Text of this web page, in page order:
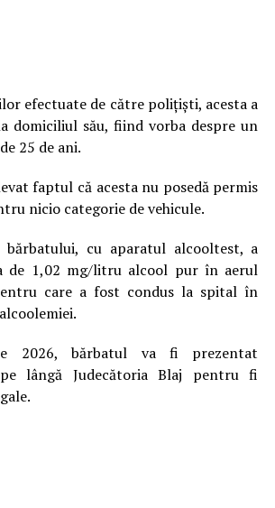
efectuate de către polițiști, acesta a
domiciliul său, fiind vorba despre un
25 de ani.
faptul că acesta nu posedă permis
nicio categorie de vehicule.
cu aparatul alcooltest, a
de 1,02 mg/litru alcool pur în aerul
care a fost condus la spital în
2026, bărbatul va fi prezentat
lângă Judecătoria Blaj pentru fi